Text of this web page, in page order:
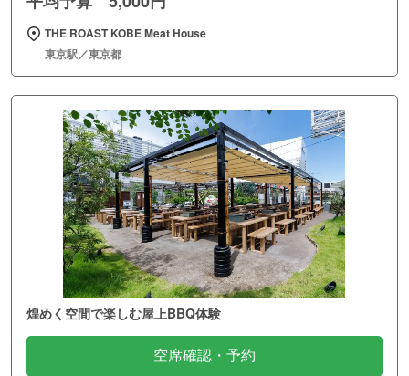
THE ROAST KOBE Meat House
東京駅／東京都
煌めく空間で楽しむ屋上BBQ体験
空席確認・予約